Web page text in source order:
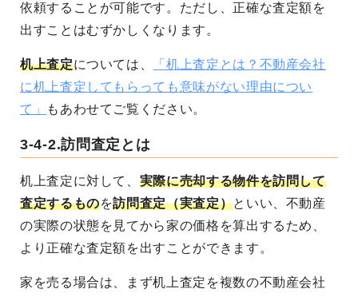
依頼することが可能です。ただし、正確な査定額を
出すことはむずかしくなります。
机上査定については、
「机上査定とは？不動産会社
に机上査定してもらっても意味がない理由につい
て」
もあわせてご覧ください。
3-4-2.訪問査定とは
机上査定に対して、 実際に売却する物件を訪問して
査定するものを訪問査定（実査定）といい、不動産
の実際の状態を見てから家の価格を算出するため、
より正確な査定額を出すことができます。
家を売る場合は、まず机上査定を複数の不動産会社